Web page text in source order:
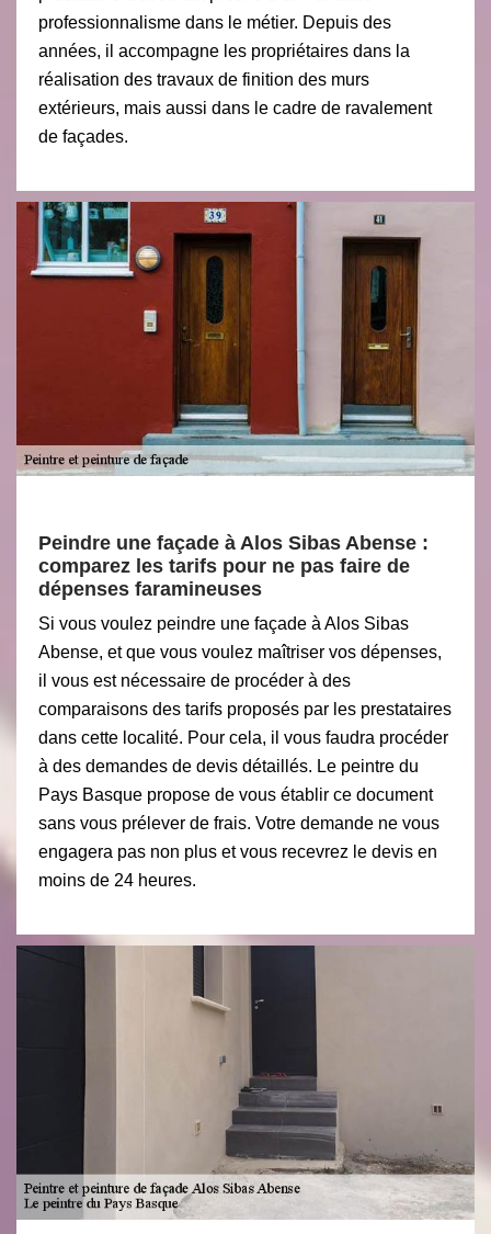
professionnalisme dans le métier. Depuis des
années, il accompagne les propriétaires dans la
réalisation des travaux de finition des murs
extérieurs, mais aussi dans le cadre de ravalement
de façades.
Peindre une façade à Alos Sibas Abense :
comparez les tarifs pour ne pas faire de
dépenses faramineuses
Si vous voulez peindre une façade à Alos Sibas
Abense, et que vous voulez maîtriser vos dépenses,
il vous est nécessaire de procéder à des
comparaisons des tarifs proposés par les prestataires
dans cette localité. Pour cela, il vous faudra procéder
à des demandes de devis détaillés. Le peintre du
Pays Basque propose de vous établir ce document
sans vous prélever de frais. Votre demande ne vous
engagera pas non plus et vous recevrez le devis en
moins de 24 heures.